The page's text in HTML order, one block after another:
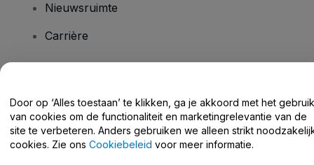
Nieuwsruimte
Carrière
Helpcentrum / Neem Contact Met Ons Op
Door op ‘Alles toestaan’ te klikken, ga je akkoord met het gebruik
van cookies om de functionaliteit en marketingrelevantie van de
site te verbeteren. Anders gebruiken we alleen strikt
cookies. Zie ons Cookiebeleid voor meer informatie.